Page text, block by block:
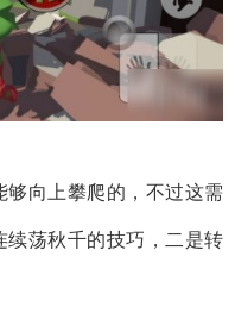
向上攀爬的，不过这需
荡秋千的技巧，二是转